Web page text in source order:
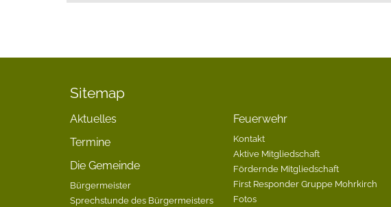
Sitemap
Aktuelles
Termine
Die Gemeinde
Bürgermeister
Sprechstunde des Bürgermeisters
Feuerwehr
Kontakt
Aktive Mitgliedschaft
Fördernde Mitgliedschaft
First Responder Gruppe Mohrkirch
Fotos